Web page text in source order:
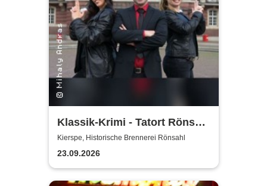
Klassik-Krimi - Tatort Rönsahl
– Diebstahl in h-Mol
Kierspe, Historische Brennerei Rönsahl
23.09.2026